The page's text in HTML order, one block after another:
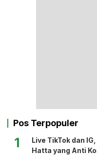
Pos Terpopuler
1
Live TikTok dan
Hatta yang Anti